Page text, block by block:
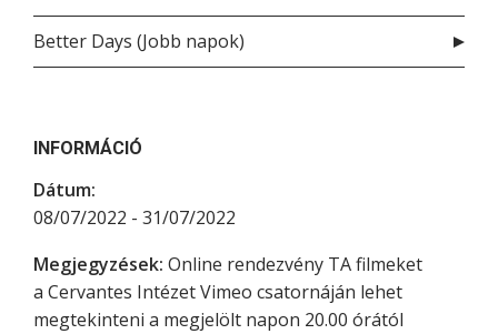
Better Days (Jobb napok)
INFORMÁCIÓ
Dátum:
08/07/2022 - 31/07/2022
Megjegyzések: Online rendezvény TA filmeket
a Cervantes Intézet Vimeo csatornáján lehet
megtekinteni a megjelölt napon 20.00 órától